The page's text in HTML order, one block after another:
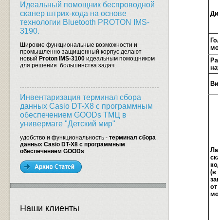
Идеальный помощник беспроводной
сканер штрих-кода на основе
технологии Bluetooth PROTON IMS-
3190.
Широкие функциональные возможности и
промышленно защищенный корпус делают
новый Proton IMS-3100 идеальным помощником
для решения большинства задач.
Инвентаризация терминал сбора
данных Casio DT-X8 с программным
обеспечением GOODs ТМЦ в
универмаге "Детский мир"
удобство и функциональность - терминал сбора
данных Casio DT-X8 с программным
обеспечением GOODs
Наши клиенты
(в
от